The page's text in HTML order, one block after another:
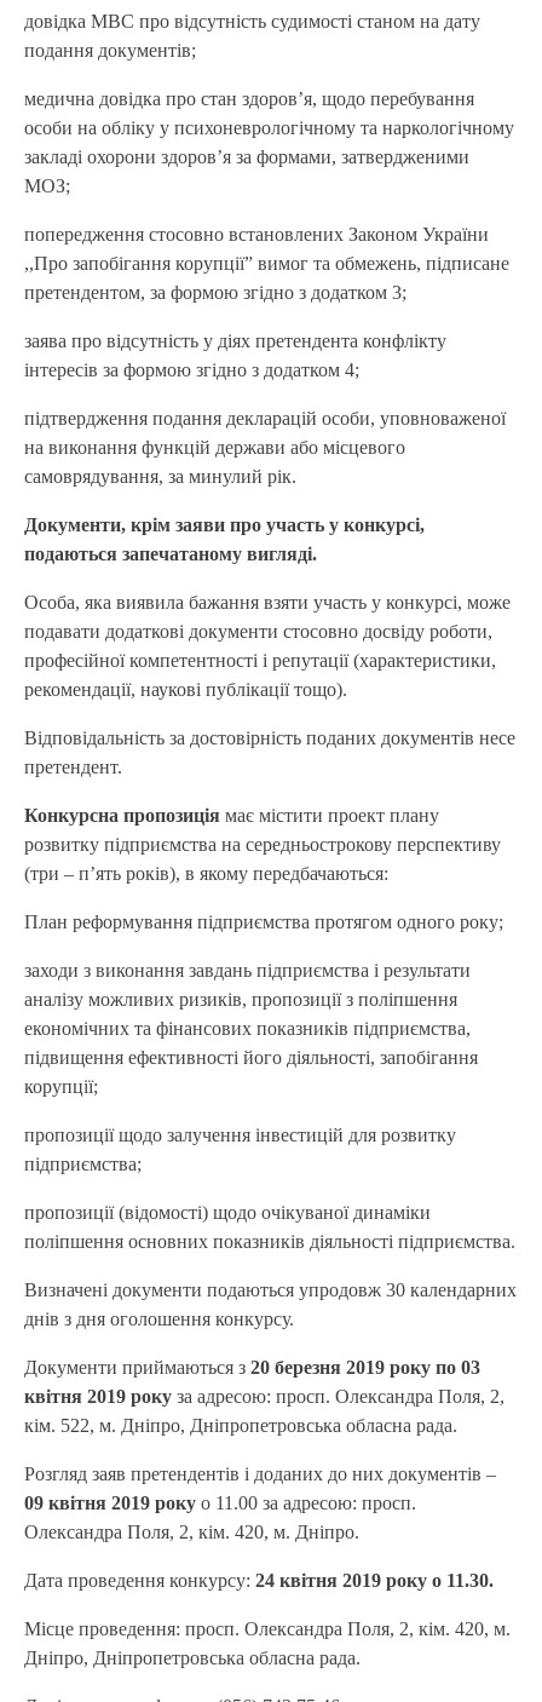
довідка МВС про відсутність судимості станом на дату
подання документів;
медична довідка про стан здоров’я, щодо перебування
особи на обліку у психоневрологічному та наркологічному
закладі охорони здоров’я за формами, затвердженими
МОЗ;
попередження стосовно встановлених Законом України
,,Про запобігання корупції” вимог та обмежень, підписане
претендентом, за формою згідно з додатком 3;
заява про відсутність у діях претендента конфлікту
інтересів за формою згідно з додатком 4;
підтвердження подання декларацій особи, уповноваженої
на виконання функцій держави або місцевого
самоврядування, за минулий рік.
Документи, крім заяви про участь у конкурсі,
подаються запечатаному вигляді.
Особа, яка виявила бажання взяти участь у конкурсі, може
подавати додаткові документи стосовно досвіду роботи,
професійної компетентності і репутації (характеристики,
рекомендації, наукові публікації тощо).
Відповідальність за достовірність поданих документів несе
претендент.
Конкурсна пропозиція має містити проект плану
розвитку підприємства на середньострокову перспективу
(три – п’ять років), в якому передбачаються:
План реформування підприємства протягом одного року;
заходи з виконання завдань підприємства і результати
аналізу можливих ризиків, пропозиції з поліпшення
економічних та фінансових показників підприємства,
підвищення ефективності його діяльності, запобігання
корупції;
пропозиції щодо залучення інвестицій для розвитку
підприємства;
пропозиції (відомості) щодо очікуваної динаміки
поліпшення основних показників діяльності підприємства.
Визначені документи подаються упродовж 30 календарних
днів з дня оголошення конкурсу.
Документи приймаються з 20 березня 2019 року по 03
квітня 2019 року за адресою: просп. Олександра Поля, 2,
кім. 522, м. Дніпро, Дніпропетровська обласна рада.
Розгляд заяв претендентів і доданих до них документів –
09 квітня 2019 року о 11.00 за адресою: просп.
Олександра Поля, 2, кім. 420, м. Дніпро.
Дата проведення конкурсу: 24 квітня 2019 року о 11.30.
Місце проведення: просп. Олександра Поля, 2, кім. 420, м.
Дніпро, Дніпропетровська обласна рада.